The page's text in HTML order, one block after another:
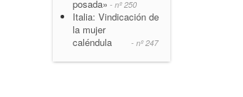
posada» - nº 250
Italia: Vindicación de
la mujer
caléndula
- nº 247